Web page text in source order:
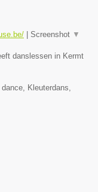
Screenshot ▼
danslessen in Kermt
Kleuterdans,